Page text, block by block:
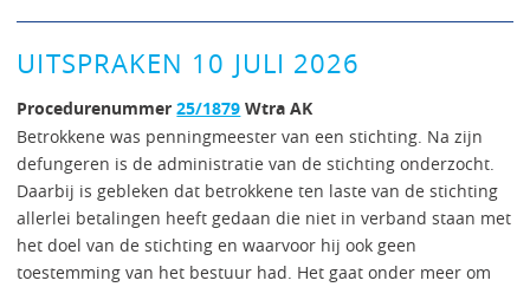
UITSPRAKEN 10 JULI 2026
Procedurenummer25/1879 Wtra AK
Betrokkene was penningmeester van een stichting. Na zijn
defungeren is de administratie van de stichting onderzocht.
Daarbij is gebleken dat betrokkene ten laste van de stichting
allerlei betalingen heeft gedaan die niet in verband staan met
het doel van de stichting en waarvoor hij ook geen
toestemming van het bestuur had. Het gaat onder meer om